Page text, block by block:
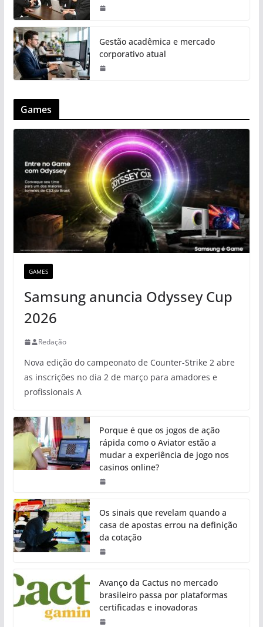
Gestão acadêmica e mercado
corporativo atual
Games
GAMES
Samsung anuncia Odyssey Cup
2026
Redação
Nova edição do campeonato de Counter-Strike 2 abre
as inscrições no dia 2 de março para amadores e
profissionais A
Porque é que os jogos de ação
rápida como o Aviator estão a
mudar a experiência de jogo nos
casinos online?
Os sinais que revelam quando a
casa de apostas errou na definição
da cotação
Avanço da Cactus no mercado
brasileiro passa por plataformas
certificadas e inovadoras